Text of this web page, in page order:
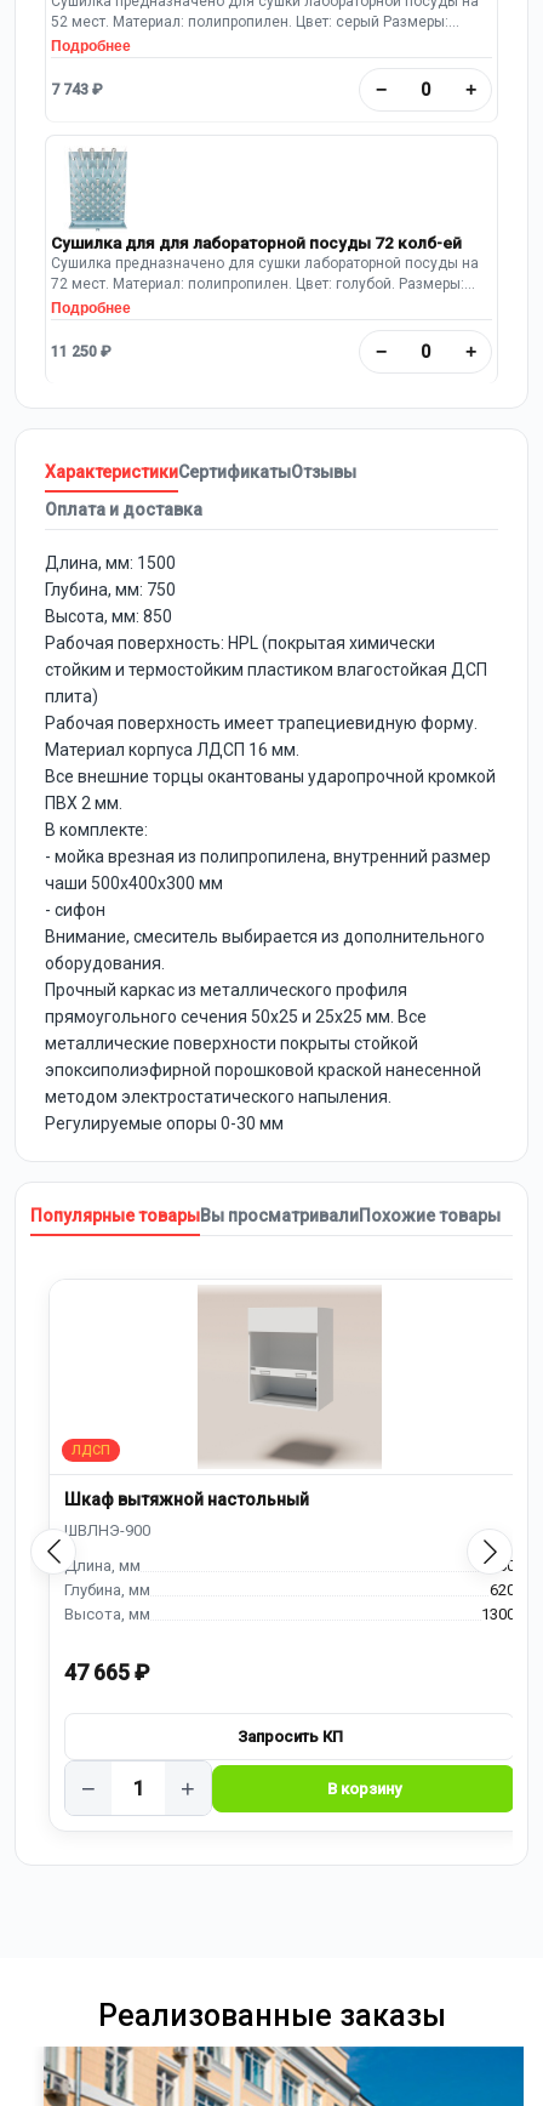
52 мест. Материал: полипропилен. Цвет: серый Размеры:
550х120х700 мм Имеется полипропиленовый поддон.
Предусмотрен шланг для слива воды.
Подробнее
7 743 ₽ − +
Сушилка для для лабораторной посуды 72 колб-ей
Сушилка предназначено для сушки лабораторной посуды на
72 мест. Материал: полипропилен. Цвет: голубой. Размеры:
450х630х110 мм. Имеется полипропиленовый поддон.
Предусмотрен шланг для слива воды.
Подробнее
11 250 ₽ − +
ХарактеристикиСертификатыОтзывы
Оплата и доставка
Длина, мм: 1500
Глубина, мм: 750
Высота, мм: 850
Рабочая поверхность: HPL (покрытая химически
стойким и термостойким пластиком влагостойкая ДСП
плита)
Рабочая поверхность имеет трапециевидную форму.
Материал корпуса ЛДСП 16 мм.
Все внешние торцы окантованы ударопрочной кромкой
ПВХ 2 мм.
В комплекте:
- мойка врезная из полипропилена, внутренний размер
чаши 500х400х300 мм
- сифон
Внимание, смеситель выбирается из дополнительного
оборудования.
Прочный каркас из металлического профиля
прямоугольного сечения 50х25 и 25х25 мм. Все
металлические поверхности покрыты стойкой
эпоксиполиэфирной порошковой краской нанесенной
методом электростатического напыления.
Регулируемые опоры 0-30 мм
Популярные товарыВы просматривалиПохожие товары
Шкаф вытяжной настольный
900
620
1300
47 665 ₽
− +
Реализованные заказы